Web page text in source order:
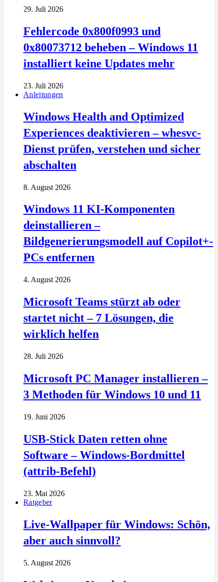
29. Juli 2026
Fehlercode 0x800f0993 und
0x80073712 beheben – Windows 11
installiert keine Updates mehr
23. Juli 2026
Anleitungen
Windows Health and Optimized
Experiences deaktivieren – whesvc-
Dienst prüfen, verstehen und sicher
abschalten
8. August 2026
Windows 11 KI-Komponenten
deinstallieren –
Bildgenerierungsmodell auf Copilot+-
PCs entfernen
4. August 2026
Microsoft Teams stürzt ab oder
startet nicht – 7 Lösungen, die
wirklich helfen
28. Juli 2026
Microsoft PC Manager installieren –
3 Methoden für Windows 10 und 11
19. Juni 2026
USB-Stick Daten retten ohne
Software – Windows-Bordmittel
(attrib-Befehl)
23. Mai 2026
Ratgeber
Live-Wallpaper für Windows: Schön,
aber auch sinnvoll?
5. August 2026